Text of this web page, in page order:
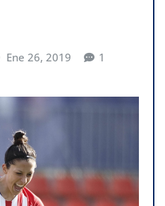
Ene 26, 2019 1